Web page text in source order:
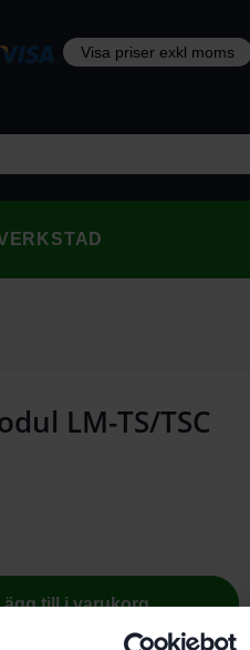
LM-TS/TSC
till i varukorg